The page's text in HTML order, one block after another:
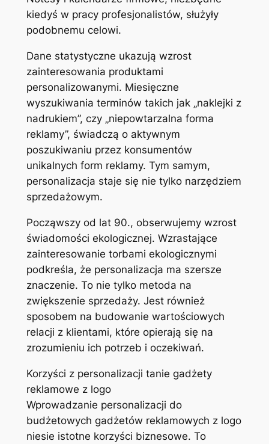
kiedyś w pracy profesjonalistów, służyły
podobnemu celowi.
Dane statystyczne ukazują wzrost
zainteresowania produktami
personalizowanymi. Miesięczne
wyszukiwania terminów takich jak „naklejki z
nadrukiem”, czy „niepowtarzalna forma
reklamy”, świadczą o aktywnym
poszukiwaniu przez konsumentów
unikalnych form reklamy. Tym samym,
personalizacja staje się nie tylko narzędziem
sprzedażowym.
Począwszy od lat 90., obserwujemy wzrost
świadomości ekologicznej. Wzrastające
zainteresowanie torbami ekologicznymi
podkreśla, że personalizacja ma szersze
znaczenie. To nie tylko metoda na
zwiększenie sprzedaży. Jest również
sposobem na budowanie wartościowych
relacji z klientami, które opierają się na
zrozumieniu ich potrzeb i oczekiwań.
Korzyści z personalizacji tanie gadżety
reklamowe z logo
Wprowadzanie personalizacji do
budżetowych gadżetów reklamowych z logo
niesie istotne korzyści biznesowe. To